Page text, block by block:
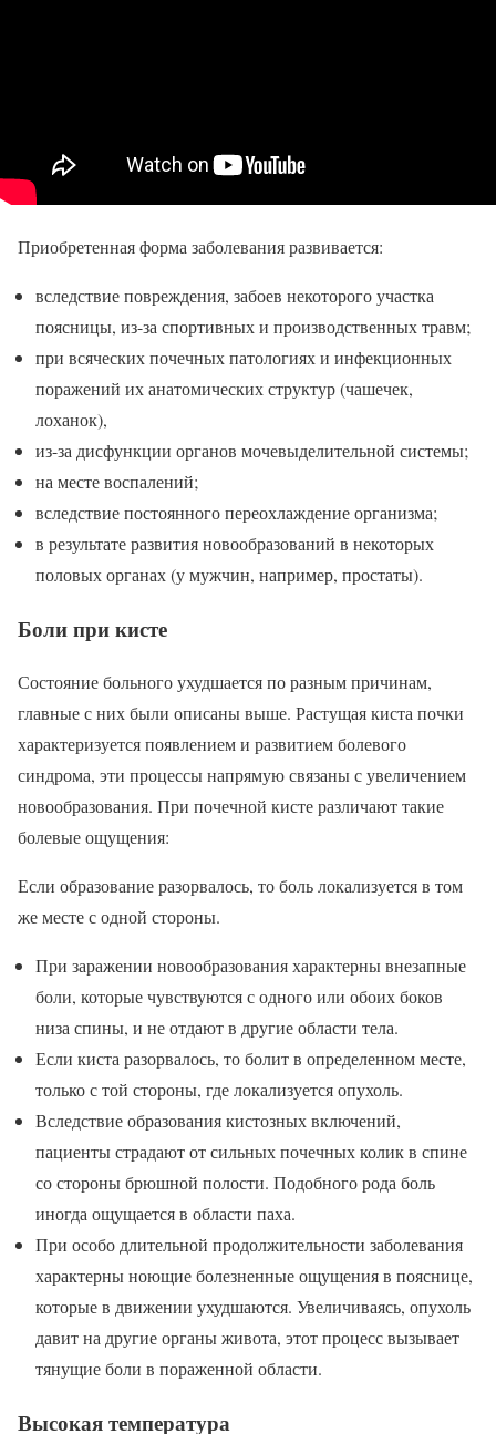
Приобретенная форма заболевания развивается:
вследствие повреждения, забоев некоторого участка
поясницы, из-за спортивных и производственных травм;
при всяческих почечных патологиях и инфекционных
поражений их анатомических структур (чашечек,
лоханок),
из-за дисфункции органов мочевыделительной системы;
на месте воспалений;
вследствие постоянного переохлаждение организма;
в результате развития новообразований в некоторых
половых органах (у мужчин, например, простаты).
Боли при кисте
Состояние больного ухудшается по разным причинам,
главные с них были описаны выше. Растущая киста почки
характеризуется появлением и развитием болевого
синдрома, эти процессы напрямую связаны с увеличением
новообразования. При почечной кисте различают такие
болевые ощущения:
Если образование разорвалось, то боль локализуется в том
же месте с одной стороны.
При заражении новообразования характерны внезапные
боли, которые чувствуются с одного или обоих боков
низа спины, и не отдают в другие области тела.
Если киста разорвалось, то болит в определенном месте,
только с той стороны, где локализуется опухоль.
Вследствие образования кистозных включений,
пациенты страдают от сильных почечных колик в спине
со стороны брюшной полости. Подобного рода боль
иногда ощущается в области паха.
При особо длительной продолжительности заболевания
характерны ноющие болезненные ощущения в пояснице,
которые в движении ухудшаются. Увеличиваясь, опухоль
давит на другие органы живота, этот процесс вызывает
тянущие боли в пораженной области.
Высокая температура